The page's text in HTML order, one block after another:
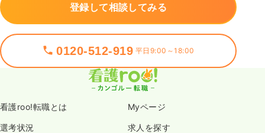
登録して相談してみる
0120-512-919 平日9:00～18:00
看護roo!転職とは Myページ
選考状況 求人を探す